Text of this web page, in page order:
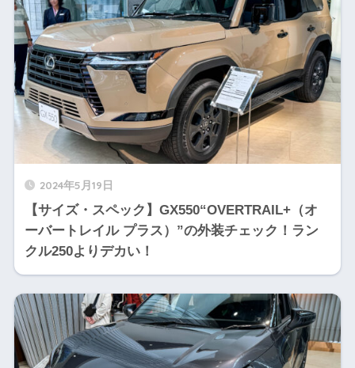
2024年5月19日
【サイズ・スペック】GX550“OVERTRAIL+（オ
ーバートレイル プラス）”の外装チェック！ラン
クル250よりデカい！